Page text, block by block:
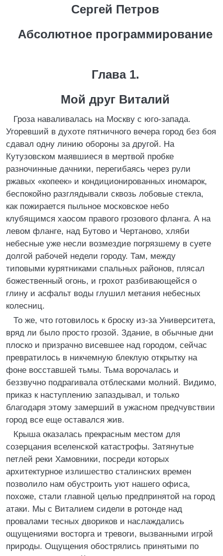
Сергей Петров
Абсолютное программирование
Глава 1.
Мой друг Виталий
Гроза наваливалась на Москву с юго-запада.
Угоревший в духоте пятничного вечера город без боя
сдавал одну линию обороны за другой. На
Кутузовском маявшиеся в мертвой пробке
разночинные дачники, перегибаясь через рули
ржавых «копеек» и кондиционированных иномарок,
беспокойно разглядывали сквозь лобовые стекла,
как пожирается пыльное московское небо
клубящимся хаосом правого грозового фланга. А на
левом фланге, над Бутово и Чертаново, хляби
небесные уже несли возмездие погрязшему в суете
долгой рабочей недели городу. Там, между
типовыми курятниками спальных районов, плясал
божественный огонь, и грохот разбивающейся о
глину и асфальт воды глушил метания небесных
колесниц.
То же, что готовилось к броску из-за Университета,
вряд ли было просто грозой. Здание, в обычные дни
плоско и призрачно висевшее над городом, сейчас
превратилось в никчемную блеклую открытку на
фоне восставшей тьмы. Тьма ворочалась и
беззвучно подрагивала отблесками молний. Видимо,
приказ к наступлению запаздывал, и только
благодаря этому замерший в ужасном предчувствии
город все еще оставался жив.
Крыша оказалась прекрасным местом для
созерцания вселенской катастрофы. Затянутые
петлей реки Хамовники, посреди которых
архитектурное излишество сталинских времен
позволило нам обустроить уют нашего офиса,
похоже, стали главной целью предпринятой на город
атаки. Мы с Виталием сидели в ротонде над
провалами тесных двориков и наслаждались
ощущениями восторга и тревоги, вызванными игрой
природы. Ощущения обострялись принятыми по